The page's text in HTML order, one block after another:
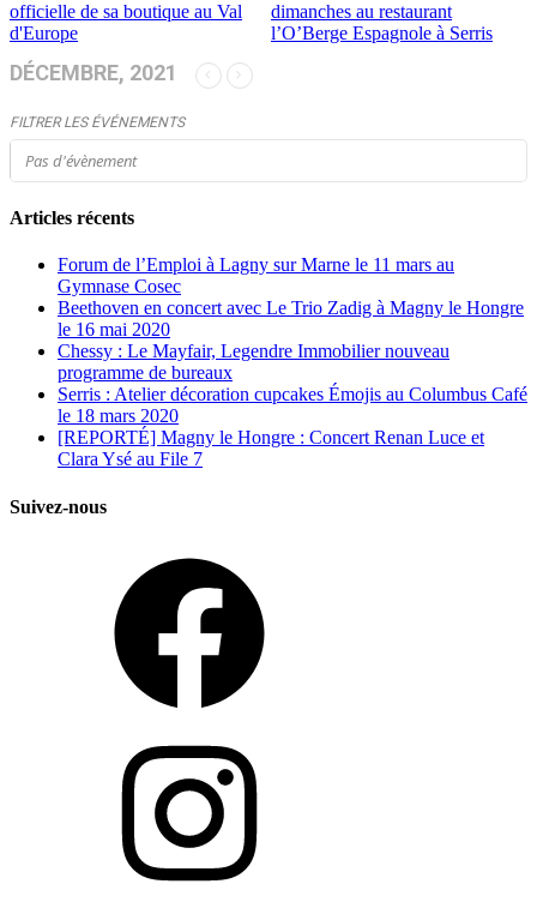
DÉCEMBRE, 2021
FILTRER LES ÉVÉNEMENTS
Pas d'évènement
Articles récents
Forum de l’Emploi à Lagny sur Marne le 11 mars au
Gymnase Cosec
Beethoven en concert avec Le Trio Zadig à Magny le Hongre
le 16 mai 2020
Chessy : Le Mayfair, Legendre Immobilier nouveau
programme de bureaux
Serris : Atelier décoration cupcakes Émojis au Columbus Café
le 18 mars 2020
[REPORTÉ] Magny le Hongre : Concert Renan Luce et
Clara Ysé au File 7
Suivez-nous